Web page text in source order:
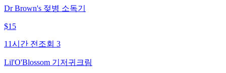
Dr Brown's 젖병 소독기
$15
11시간 전 조회 3
Lil'O'Blossom 기저귀크림